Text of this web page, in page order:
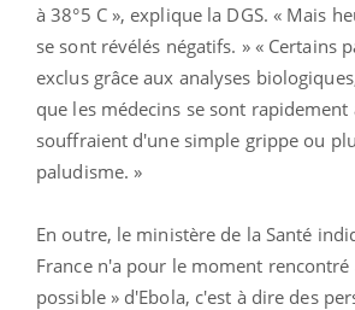
à 38°5 C », explique la DGS. « Mais
se sont révélés négatifs. » « Certains
exclus grâce aux analyses
que les médecins se sont
souffraient d'une simple grippe ou
paludisme. »
En outre, le ministère de la Santé
France n'a pour le moment rencontré
possible » d'Ebola, c'est à dire des